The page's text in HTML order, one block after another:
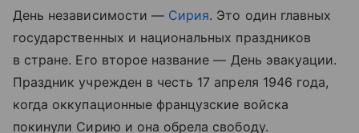
День независимости — Сирия. Это один главных
государственных и национальных праздников
в стране. Его второе название — День эвакуации.
Праздник учрежден в честь 17 апреля 1946 года,
когда оккупационные французские войска
покинули Сирию и она обрела свободу.